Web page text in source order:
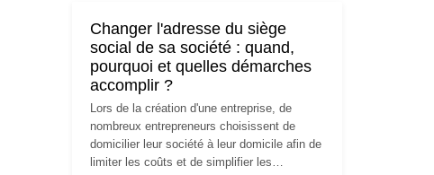
Changer l'adresse du siège
social de sa société : quand,
pourquoi et quelles démarches
accomplir ?
Lors de la création d'une entreprise, de
nombreux entrepreneurs choisissent de
domicilier leur société à leur domicile afin de
limiter les coûts et de simplifier les